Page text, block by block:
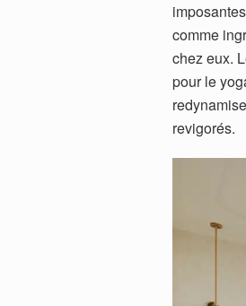
comme
chez eux.
pour le
revigorés.